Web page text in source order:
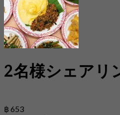
2名様シェアリ
฿ 653